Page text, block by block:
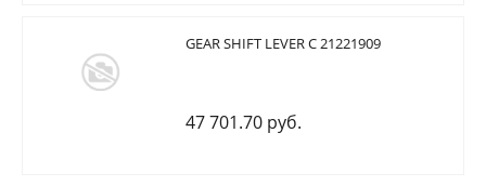
GEAR SHIFT LEVER C 21221909
47 701.70 руб.